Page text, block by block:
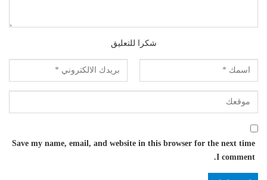
شكرا للتعليق
Save my name, email, and website in this browser for the next time
I comment.